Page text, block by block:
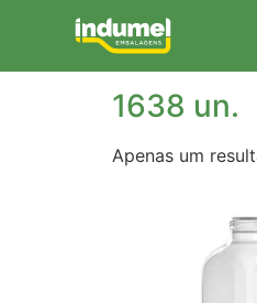
/
1638 un.
Apenas um